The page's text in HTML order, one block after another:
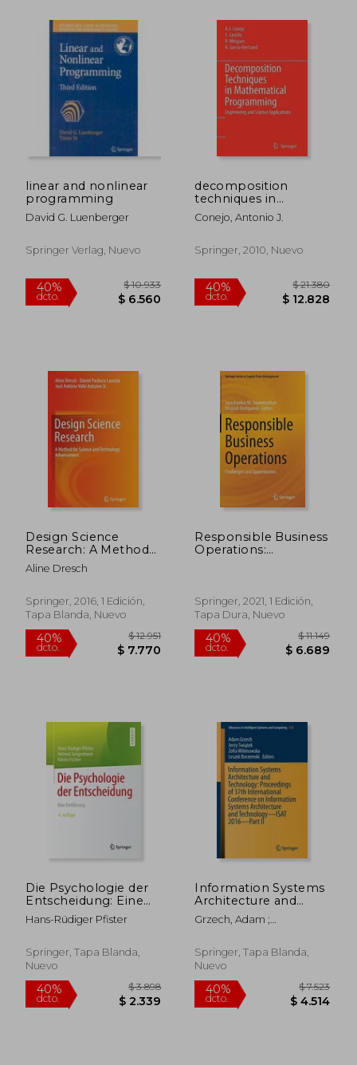
40% $ 7.787 40% $
linear and nonlinear
programming
David G. Luenberger
Springer Verlag, Nuevo
decomposition
techniques in
mathematical
programming:
science applications
Conejo, Antonio J.
Springer, 2010, Nuevo
Design Science
Research: A Method
for Science and
Technology
Inglés)
Aline Dresch
Springer, 2016, 1 Edición,
Tapa Blanda, Nuevo
Responsible Business
Operations:
Supply Chain
Management, 10) (en
Springer, 2021, 1 Edición,
Tapa Dura, Nuevo
Die Psychologie der
Entscheidung: Eine
Einführung (German
Edition)
Hans-Rüdiger Pfister
Springer, Tapa Blanda,
Nuevo
Information Systems
Architecture and
Technology:
Proceedings of 37th
Conference on
Information Systems
Technology - Isa (en
Inglés)
Grzech, Adam ;
Wilimowska, Zofia
Springer, Tapa Blanda,
Nuevo